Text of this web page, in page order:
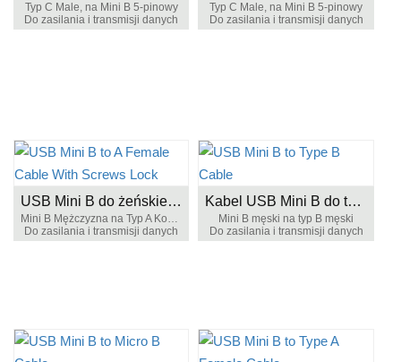
Typ C Male, na Mini B 5-pinowy
Do zasilania i transmisji danych
Typ C Male, na Mini B 5-pinowy
Do zasilania i transmisji danych
USB Mini B do żeńskiego kabla z blokadą śrubową
Mini B Mężczyzna na Typ A Kobieta
Do zasilania i transmisji danych
Kabel USB Mini B do typu B
Mini B męski na typ B męski
Do zasilania i transmisji danych